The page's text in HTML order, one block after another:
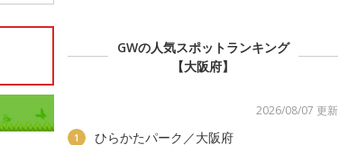
GWの人気スポットランキング
【大阪府】
2026/08/07 更新
1 ひらかたパーク／大阪府